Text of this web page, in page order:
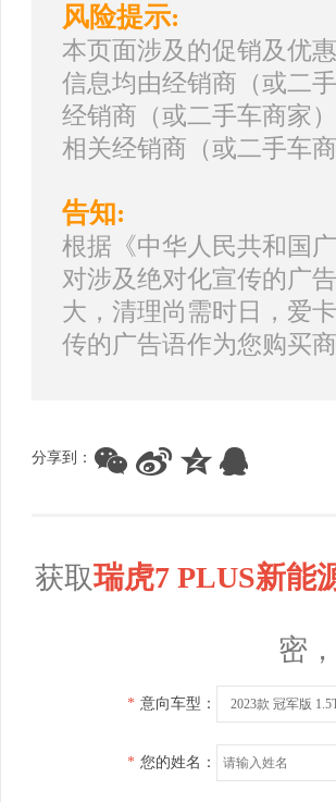
风险提示:
本页面涉及的促销及优
信息均由经销商（或二
经销商（或二手车商家
相关经销商（或二手车商
告知:
根据《中华人民共和国
对涉及绝对化宣传的广
大，清理尚需时日，爱
传的广告语作为您购买
分享到：
获取瑞虎7 PLUS新能
密
* 意向车型： 2023款 冠军版
* 您的姓名：